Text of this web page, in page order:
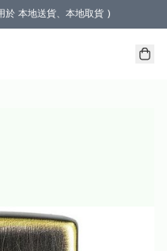
於 本地送貨、本地取貨 )